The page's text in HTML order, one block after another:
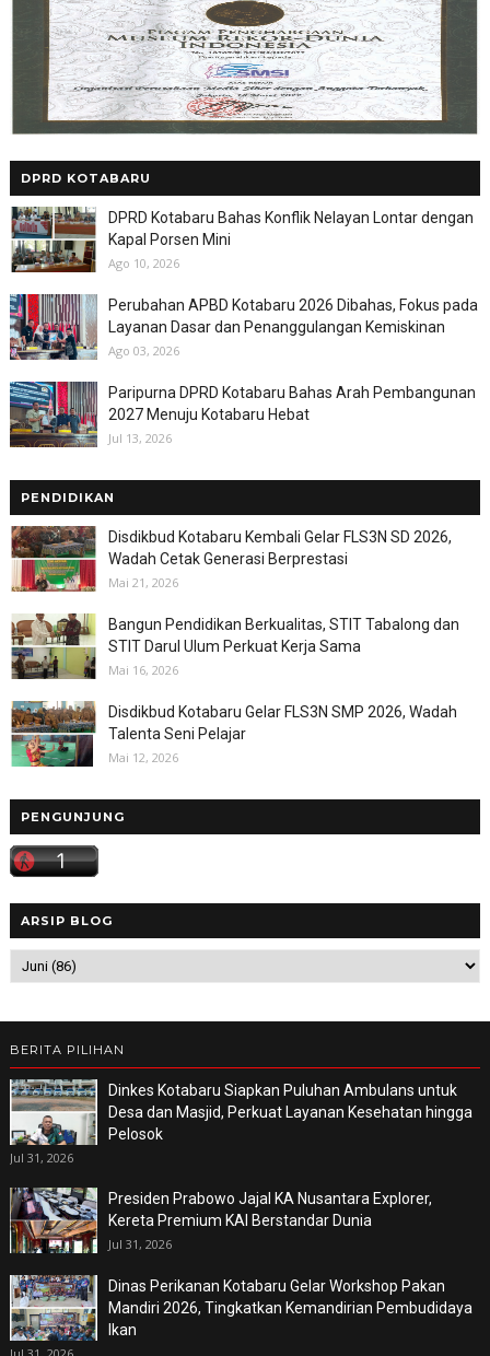
DPRD KOTABARU
DPRD Kotabaru Bahas Konflik Nelayan Lontar dengan
Kapal Porsen Mini
Ago 10, 2026
Perubahan APBD Kotabaru 2026 Dibahas, Fokus pada
Layanan Dasar dan Penanggulangan Kemiskinan
Ago 03, 2026
Paripurna DPRD Kotabaru Bahas Arah Pembangunan
2027 Menuju Kotabaru Hebat
Jul 13, 2026
PENDIDIKAN
Disdikbud Kotabaru Kembali Gelar FLS3N SD 2026,
Wadah Cetak Generasi Berprestasi
Mai 21, 2026
Bangun Pendidikan Berkualitas, STIT Tabalong dan
STIT Darul Ulum Perkuat Kerja Sama
Mai 16, 2026
Disdikbud Kotabaru Gelar FLS3N SMP 2026, Wadah
Talenta Seni Pelajar
Mai 12, 2026
PENGUNJUNG
ARSIP BLOG
BERITA PILIHAN
Dinkes Kotabaru Siapkan Puluhan Ambulans untuk
Desa dan Masjid, Perkuat Layanan Kesehatan hingga
Pelosok
Jul 31, 2026
Presiden Prabowo Jajal KA Nusantara Explorer,
Kereta Premium KAI Berstandar Dunia
Jul 31, 2026
Dinas Perikanan Kotabaru Gelar Workshop Pakan
Mandiri 2026, Tingkatkan Kemandirian Pembudidaya
Ikan